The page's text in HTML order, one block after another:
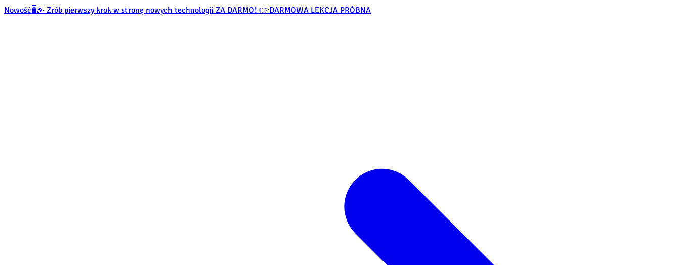
Nowość🖥️🎉 Zrób pierwszy krok w stronę nowych technologii ZA DARMO! 👉DARMOWA LEKCJA PRÓBNA